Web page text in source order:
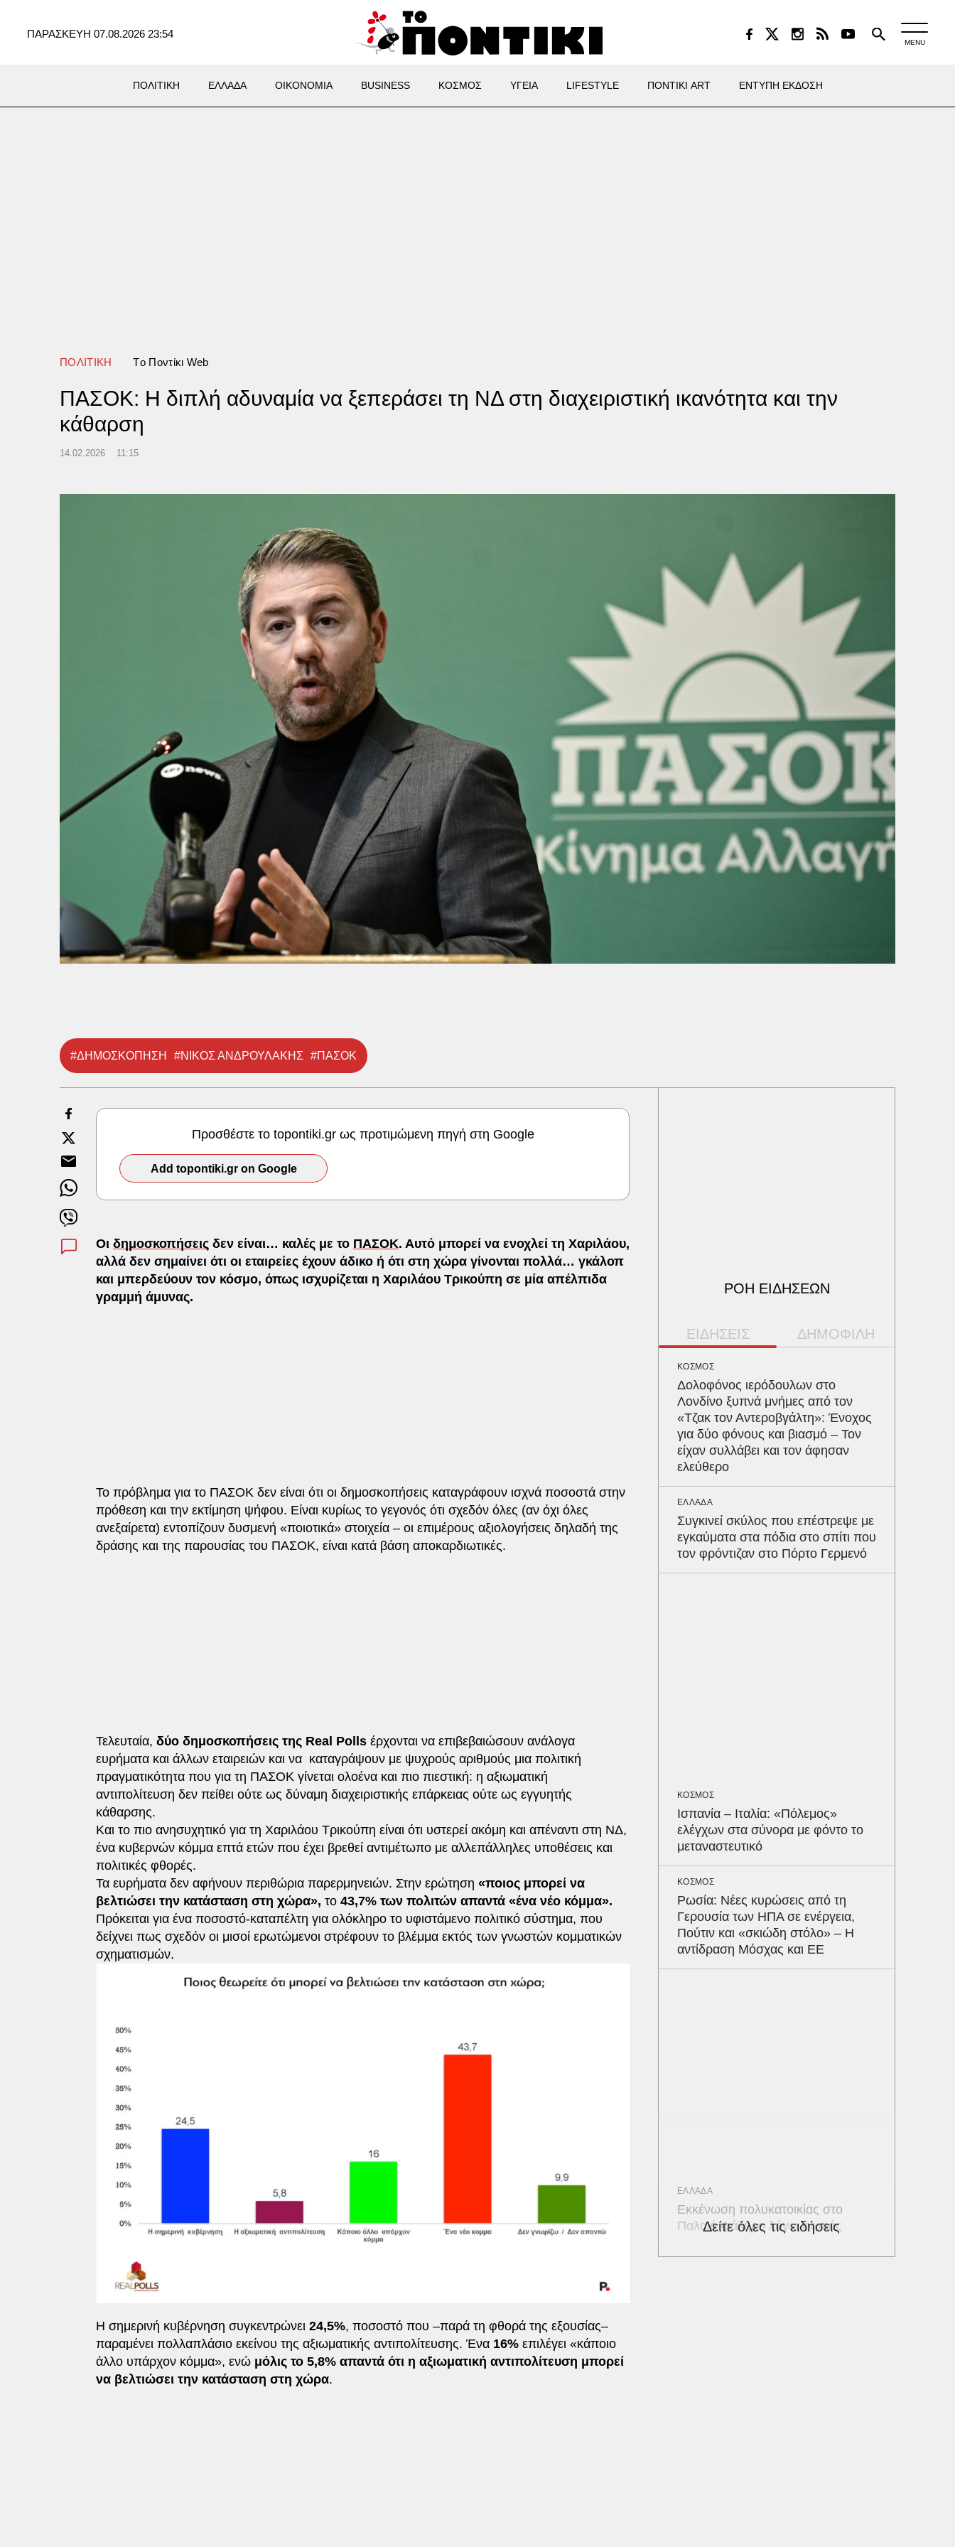
ΠΑΡΑΣΚΕΥΗ 07.08.2026 23:54
MENU
ΠΟΛΙΤΙΚΗ ΕΛΛΑΔΑ ΟΙΚΟΝΟΜΙΑ BUSINESS ΚΟΣΜΟΣ ΥΓΕΙΑ LIFESTYLE ΠΟΝΤΙΚΙ ART ΕΝΤΥΠΗ ΕΚΔΟΣΗ
ΠΟΛΙΤΙΚΗ Tο Ποντίκι Web
ΠΑΣΟΚ: Η διπλή αδυναμία να ξεπεράσει τη ΝΔ στη διαχειριστική ικανότητα και την
κάθαρση
14.02.2026 11:15
#ΔΗΜΟΣΚΟΠΗΣΗ #ΝΙΚΟΣ ΑΝΔΡΟΥΛΑΚΗΣ #ΠΑΣΟΚ
Προσθέστε το topontiki.gr ως προτιμώμενη πηγή στη Google
Add topontiki.gr on Google
Οι δημοσκοπήσεις δεν είναι… καλές με το ΠΑΣΟΚ. Αυτό μπορεί να ενοχλεί τη Χαριλάου,
αλλά δεν σημαίνει ότι οι εταιρείες έχουν άδικο ή ότι στη χώρα γίνονται πολλά… γκάλοπ
και μπερδεύουν τον κόσμο, όπως ισχυρίζεται η Χαριλάου Τρικούπη σε μία απέλπιδα
γραμμή άμυνας.
Το πρόβλημα για το ΠΑΣΟΚ δεν είναι ότι οι δημοσκοπήσεις καταγράφουν ισχνά ποσοστά στην
πρόθεση και την εκτίμηση ψήφου. Είναι κυρίως το γεγονός ότι σχεδόν όλες (αν όχι όλες
ανεξαίρετα) εντοπίζουν δυσμενή «ποιοτικά» στοιχεία – οι επιμέρους αξιολογήσεις δηλαδή της
δράσης και της παρουσίας του ΠΑΣΟΚ, είναι κατά βάση αποκαρδιωτικές.
Τελευταία, δύο δημοσκοπήσεις της Real Polls έρχονται να επιβεβαιώσουν ανάλογα
ευρήματα και άλλων εταιρειών και να καταγράψουν με ψυχρούς αριθμούς μια πολιτική
πραγματικότητα που για τη ΠΑΣΟΚ γίνεται ολοένα και πιο πιεστική: η αξιωματική
αντιπολίτευση δεν πείθει ούτε ως δύναμη διαχειριστικής επάρκειας ούτε ως εγγυητής
κάθαρσης.
Και το πιο ανησυχητικό για τη Χαριλάου Τρικούπη είναι ότι υστερεί ακόμη και απέναντι στη ΝΔ,
ένα κυβερνών κόμμα επτά ετών που έχει βρεθεί αντιμέτωπο με αλλεπάλληλες υποθέσεις και
πολιτικές φθορές.
Τα ευρήματα δεν αφήνουν περιθώρια παρερμηνειών. Στην ερώτηση «ποιος μπορεί να
βελτιώσει την κατάσταση στη χώρα», το 43,7% των πολιτών απαντά «ένα νέο κόμμα».
Πρόκειται για ένα ποσοστό-καταπέλτη για ολόκληρο το υφιστάμενο πολιτικό σύστημα, που
δείχνει πως σχεδόν οι μισοί ερωτώμενοι στρέφουν το βλέμμα εκτός των γνωστών κομματικών
σχηματισμών.
Η σημερινή κυβέρνηση συγκεντρώνει 24,5%, ποσοστό που –παρά τη φθορά της εξουσίας–
παραμένει πολλαπλάσιο εκείνου της αξιωματικής αντιπολίτευσης. Ένα 16% επιλέγει «κάποιο
άλλο υπάρχον κόμμα», ενώ μόλις το 5,8% απαντά ότι η αξιωματική αντιπολίτευση μπορεί
να βελτιώσει την κατάσταση στη χώρα.
ΡΟΗ ΕΙΔΗΣΕΩΝ
ΕΙΔΗΣΕΙΣ ΔΗΜΟΦΙΛΗ
ΚΟΣΜΟΣ
Δολοφόνος ιερόδουλων στο
Λονδίνο ξυπνά μνήμες από τον
«Τζακ τον Αντεροβγάλτη»: Ένοχος
για δύο φόνους και βιασμό – Τον
είχαν συλλάβει και τον άφησαν
ελεύθερο
ΕΛΛΑΔΑ
Συγκινεί σκύλος που επέστρεψε με
εγκαύματα στα πόδια στο σπίτι που
τον φρόντιζαν στο Πόρτο Γερμενό
ΚΟΣΜΟΣ
Ισπανία – Ιταλία: «Πόλεμος»
ελέγχων στα σύνορα με φόντο το
μεταναστευτικό
ΚΟΣΜΟΣ
Ρωσία: Νέες κυρώσεις από τη
Γερουσία των ΗΠΑ σε ενέργεια,
Πούτιν και «σκιώδη στόλο» – Η
αντίδραση Μόσχας και ΕΕ
ΕΛΛΑΔΑ
Εκκένωση πολυκατοικίας στο
Παλαιό Φάληρο λόγω φωτιάς
Δείτε όλες τις ειδήσεις